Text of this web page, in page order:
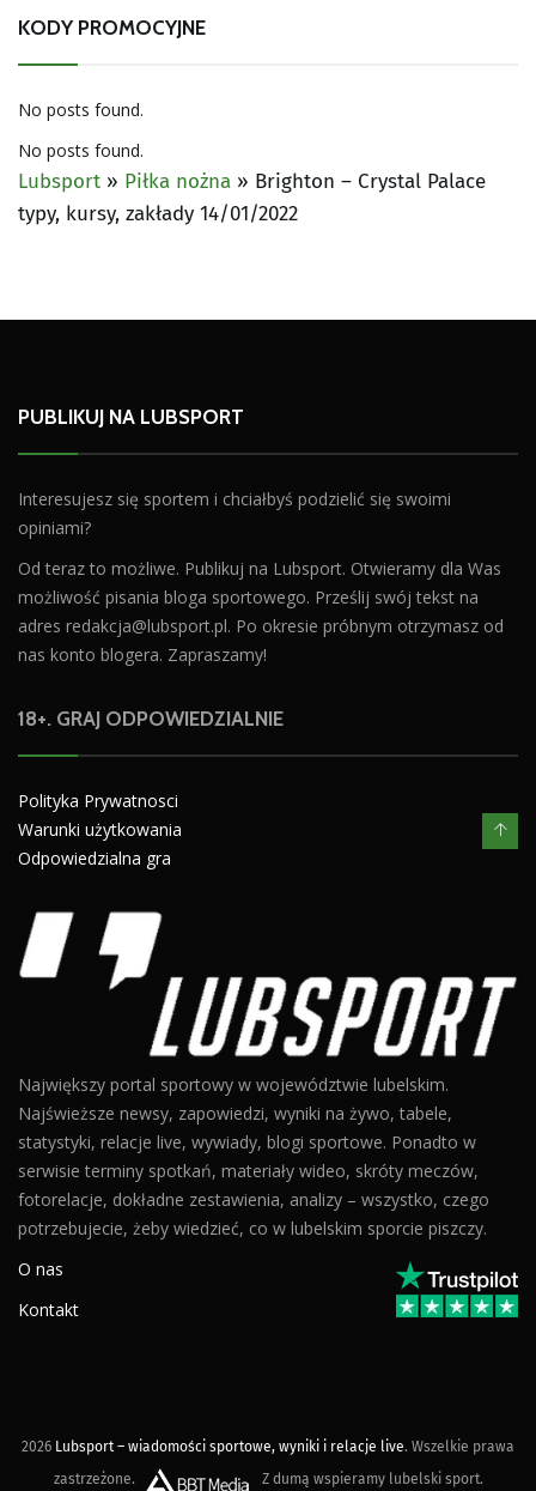
KODY PROMOCYJNE
No posts found.
No posts found.
Lubsport » Piłka nożna » Brighton – Crystal Palace
typy, kursy, zakłady 14/01/2022
PUBLIKUJ NA LUBSPORT
Interesujesz się sportem i chciałbyś podzielić się swoimi
opiniami?
Od teraz to możliwe. Publikuj na Lubsport. Otwieramy dla Was
możliwość pisania bloga sportowego. Prześlij swój tekst na
adres redakcja@lubsport.pl. Po okresie próbnym otrzymasz od
nas konto blogera. Zapraszamy!
18+. GRAJ ODPOWIEDZIALNIE
Polityka Prywatnosci
Warunki użytkowania
Odpowiedzialna gra
Największy portal sportowy w województwie lubelskim.
Najświeższe newsy, zapowiedzi, wyniki na żywo, tabele,
statystyki, relacje live, wywiady, blogi sportowe. Ponadto w
serwisie terminy spotkań, materiały wideo, skróty meczów,
fotorelacje, dokładne zestawienia, analizy – wszystko, czego
potrzebujecie, żeby wiedzieć, co w lubelskim sporcie piszczy.
O nas
Kontakt
2026 Lubsport – wiadomości sportowe, wyniki i relacje live. Wszelkie prawa
zastrzeżone.
Z dumą wspieramy lubelski sport.